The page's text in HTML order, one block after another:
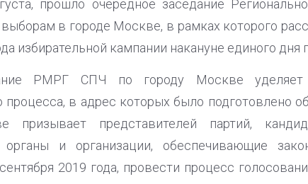
прошло очередное заседание
в городе Москве, в рамках которого
избирательной кампании накануне единого дня
РМРГ СПЧ по городу Москве уделяет
процесса, в адрес которых было
призывает представителей партий,
органы и организации, обеспечивающие
2019 года, провести процесс